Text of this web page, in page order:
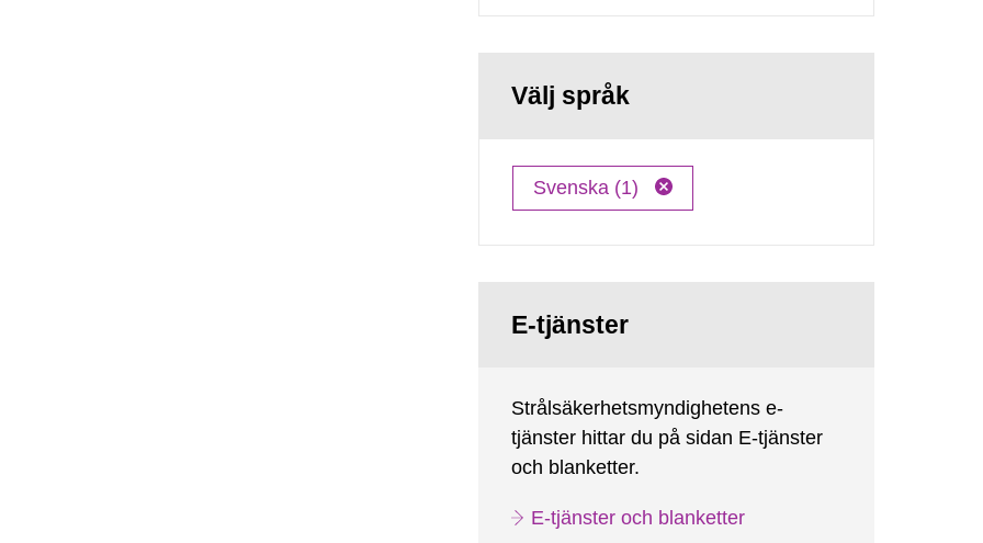
Välj språk
Svenska (1)
E-tjänster
Strålsäkerhetsmyndighetens e-
tjänster hittar du på sidan E-tjänster
och blanketter.
E-tjänster och blanketter